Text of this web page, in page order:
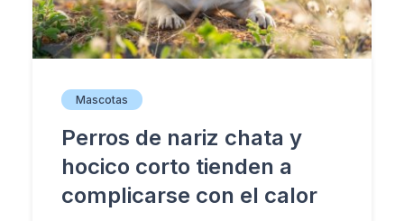
Mascotas
Perros de nariz chata y
hocico corto tienden a
complicarse con el calor